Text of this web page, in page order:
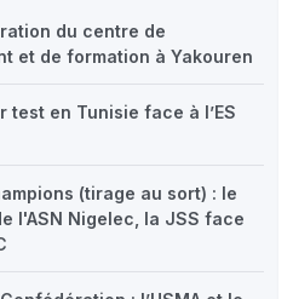
du centre de
et de formation à Yakouren
test en Tunisie face à l’ES
(tirage au sort) : le
l'ASN Nigelec, la JSS face